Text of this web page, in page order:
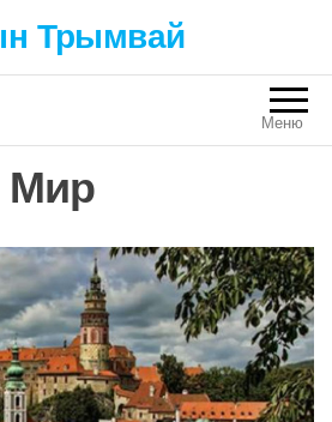
Трымвай
Меню
Мир